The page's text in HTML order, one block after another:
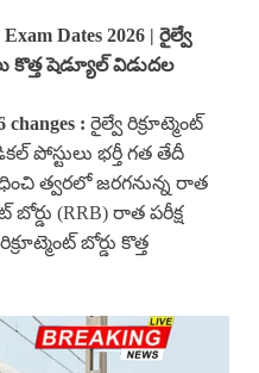
Dates 2026 | రైల్వే
కొత్త షెడ్యూల్ విడుదల
changes : రైల్వే రిక్రూట్మెంట్
పోస్టులు భర్తీ గత తేదీ
త్వరలో జరగనున్న రాత
బోర్డు (RRB) రాత పరీక్ష
బోర్డు కొత్త